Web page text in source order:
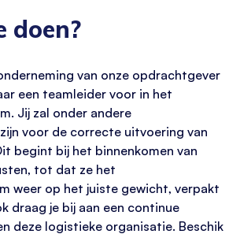
doen?
van onze opdrachtgever
een teamleider voor in het
Jij zal onder andere
voor de correcte uitvoering van
begint bij het binnenkomen van
tot dat ze het
weer op het juiste gewicht, verpakt
draag je bij aan een continue
deze logistieke organisatie. Beschik